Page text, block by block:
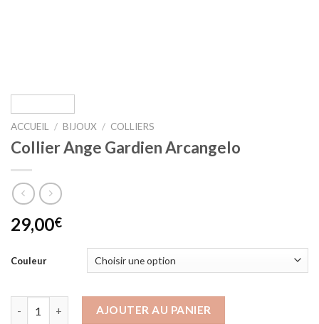
ACCUEIL / BIJOUX / COLLIERS
Collier Ange Gardien Arcangelo
29,00€
Couleur
quantité de Collier Ange Gardien Arcangelo
AJOUTER AU PANIER